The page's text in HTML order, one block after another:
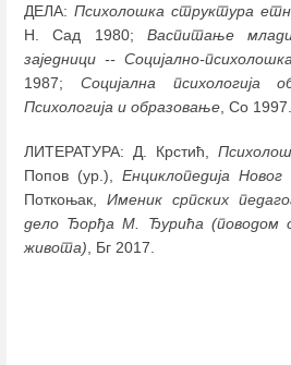
ДЕЛА: Психолошка структура
Н. Сад 1980; Васпитање
заједници -- Социјално-
1987; Социјална психологија
Психологија и образовање , Со 1997.
ЛИТЕРАТУРА: Д. Крстић,
Попов (ур.), Енциклопедија Новог
Поткоњак, Именик српских
дело Ђорђа М. Ђурића (поводом
живота) , Бг 2017.